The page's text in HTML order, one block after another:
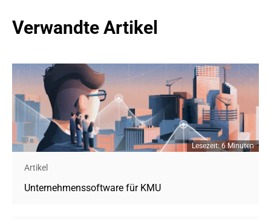
Verwandte Artikel
Lesezeit: 6 Minuten
Artikel
Unternehmenssoftware für KMU